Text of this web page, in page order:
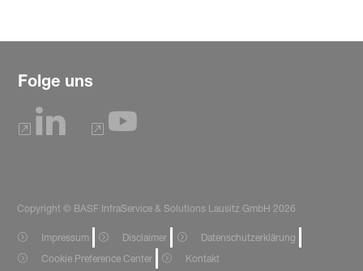
Folge uns
Copyright © BASF InfraService & Solutions Lausitz GmbH 2026
Impressum Disclaimer
Datenschutzerklärung
Cookie Preference Center
Kontakt